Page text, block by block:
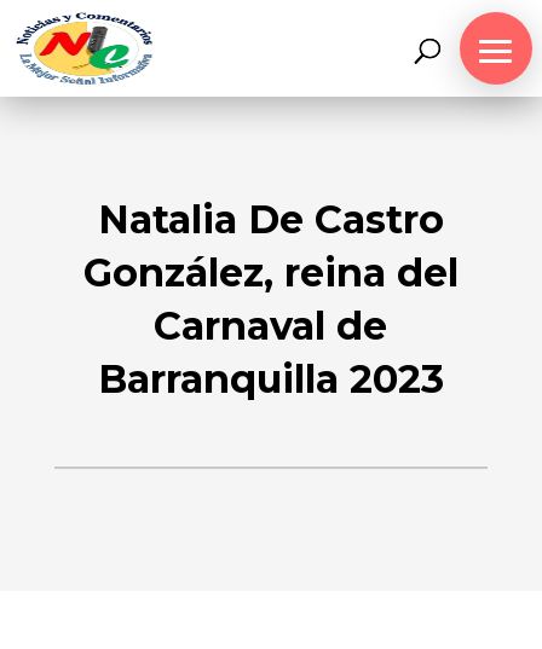
Natalia De Castro
González, reina del
Carnaval de
Barranquilla 2023